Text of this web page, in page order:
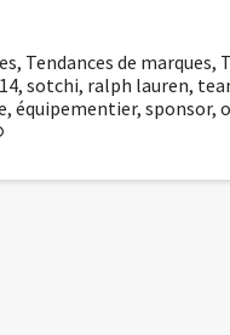
, Tendances de marques,
, sotchi, ralph lauren,
, équipementier, sponsor,